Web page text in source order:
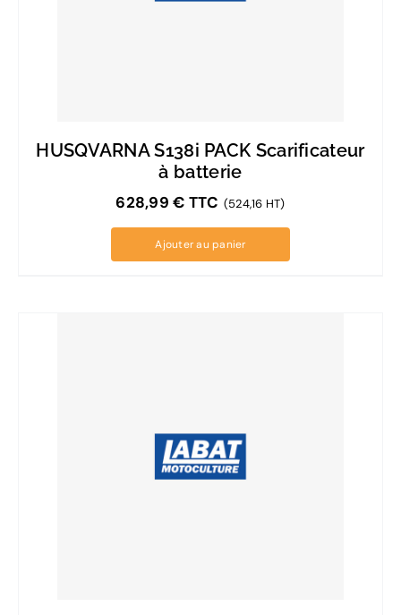
HUSQVARNA S138i PACK Scarificateur
à batterie
628,99€ TTC (524,16 HT)
Ajouter au panier